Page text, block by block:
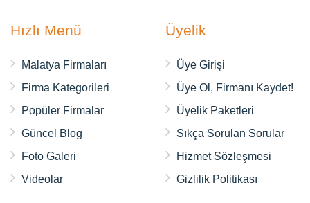
Hızlı Menü
Malatya Firmaları
Firma Kategorileri
Popüler Firmalar
Güncel Blog
Foto Galeri
Videolar
Üyelik
Üye Girişi
Üye Ol, Firmanı Kaydet!
Üyelik Paketleri
Sıkça Sorulan Sorular
Hizmet Sözleşmesi
Gizlilik Politikası